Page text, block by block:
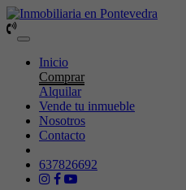
Toggle
navigation
Inicio
Comprar
Alquilar
Vende tu inmueble
Nosotros
Contacto
637826692